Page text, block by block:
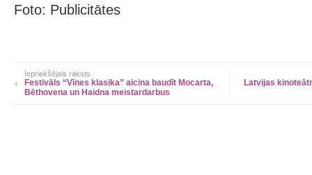
Foto: Publicitātes
Iepriekšējais raksts
Festivāls “Vīnes klasika” aicina baudīt Mocarta,
Bēthovena un Haidna meistardarbus
Latvijas